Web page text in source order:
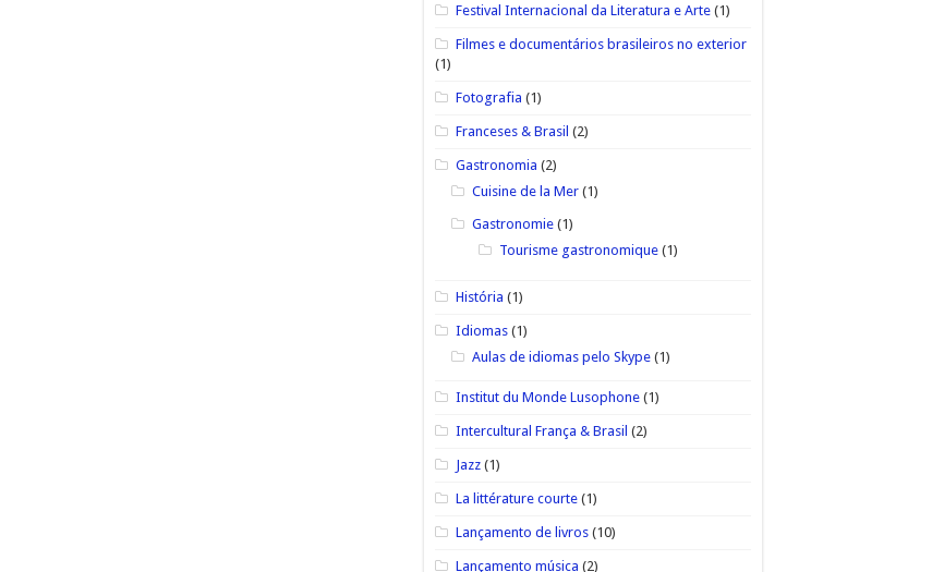
Festival Internacional da Literatura e Arte(1)
Filmes e documentários brasileiros no exterior
(1)
Fotografia (1)
Franceses & Brasil (2)
Gastronomia (2)
Cuisine de la Mer(1)
Gastronomie(1)
Tourisme gastronomique(1)
História (1)
Idiomas(1)
Aulas de idiomas pelo Skype(1)
Institut du Monde Lusophone(1)
Intercultural França & Brasil (2)
Jazz(1)
La littérature courte(1)
Lançamento de livros(10)
Lançamento música (2)